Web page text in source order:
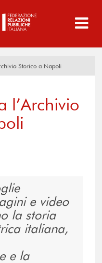
Storico a Napoli
l’Archivio
e video
la storia
italiana,
e la